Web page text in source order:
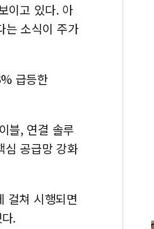
이고 있다. 아
는 소식이 주가
급등한
블, 연결 솔루
심 공급망 강화
걸쳐 시행되면
.